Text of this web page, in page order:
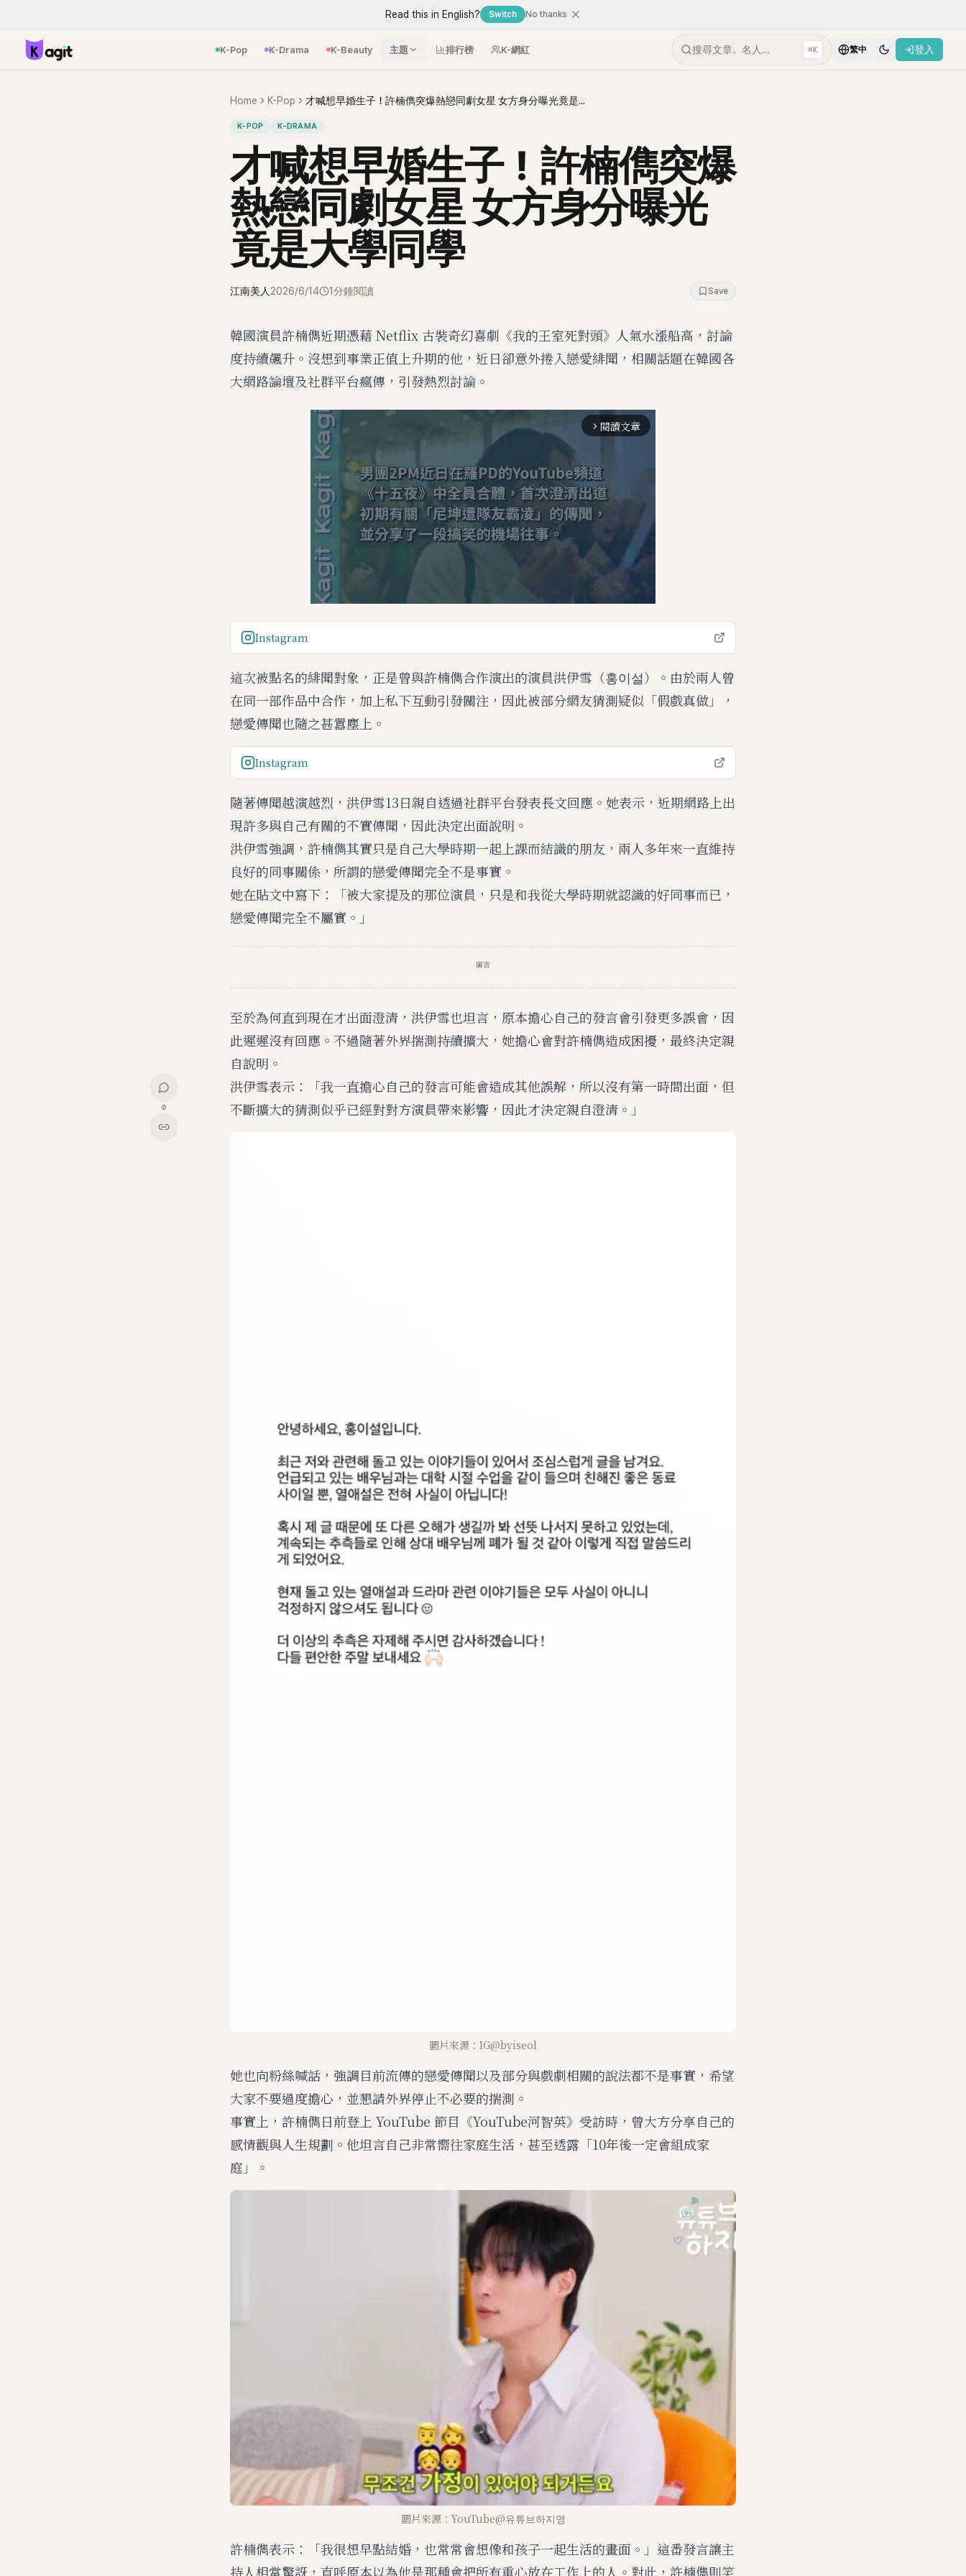
Read this in English? Switch No thanks
K-Pop K-Drama K-Beauty 主題 排行榜 K-網紅 搜尋文章、名人… ⌘K 繁中 登入
Home K-Pop 才喊想早婚生子！許楠儁突爆熱戀同劇女星 女方身分曝光竟是大學同學
K-POP K-DRAMA
才喊想早婚生子！許楠儁突爆
熱戀同劇女星 女方身分曝光
竟是大學同學
江南美人 2026/6/14 1分鐘閱讀 Save
韓國演員許楠儁近期憑藉 Netflix 古裝奇幻喜劇《我的王室死對頭》人氣水漲船高，討論
度持續飆升。沒想到事業正值上升期的他，近日卻意外捲入戀愛緋聞，相關話題在韓國各
大網路論壇及社群平台瘋傳，引發熱烈討論。
arrow_forward_ios 閱讀文章
M
u
t
Instagram
這次被點名的緋聞對象，正是曾與許楠儁合作演出的演員洪伊雪（홍이설）。由於兩人曾
在同一部作品中合作，加上私下互動引發關注，因此被部分網友猜測疑似「假戲真做」，
戀愛傳聞也隨之甚囂塵上。
Instagram
隨著傳聞越演越烈，洪伊雪13日親自透過社群平台發表長文回應。她表示，近期網路上出
現許多與自己有關的不實傳聞，因此決定出面說明。
洪伊雪強調，許楠儁其實只是自己大學時期一起上課而結識的朋友，兩人多年來一直維持
良好的同事關係，所謂的戀愛傳聞完全不是事實。
她在貼文中寫下：「被大家提及的那位演員，只是和我從大學時期就認識的好同事而已，
戀愛傳聞完全不屬實。」
廣告
至於為何直到現在才出面澄清，洪伊雪也坦言，原本擔心自己的發言會引發更多誤會，因
此遲遲沒有回應。不過隨著外界揣測持續擴大，她擔心會對許楠儁造成困擾，最終決定親
自說明。
洪伊雪表示：「我一直擔心自己的發言可能會造成其他誤解，所以沒有第一時間出面，但
不斷擴大的猜測似乎已經對對方演員帶來影響，因此才決定親自澄清。」
圖片來源：IG@byiseol
她也向粉絲喊話，強調目前流傳的戀愛傳聞以及部分與戲劇相關的說法都不是事實，希望
大家不要過度擔心，並懇請外界停止不必要的揣測。
事實上，許楠儁日前登上 YouTube 節目《YouTube河智英》受訪時，曾大方分享自己的
感情觀與人生規劃。他坦言自己非常嚮往家庭生活，甚至透露「10年後一定會組成家
庭」。
圖片來源：YouTube@유튜브하지영
許楠儁表示：「我很想早點結婚，也常常會想像和孩子一起生活的畫面。」這番發言讓主
持人相當驚訝，直呼原本以為他是那種會把所有重心放在工作上的人。對此，許楠儁則笑
0